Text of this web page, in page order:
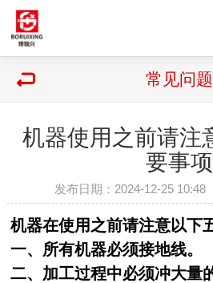
常见问题
机器使用之前请注
要事项
发布日期：2024-12-25
机器在使用之前请注意以下
一、所有机器必须接地线。
二、加工过程中必须冲大量